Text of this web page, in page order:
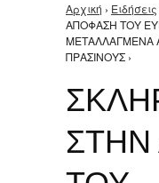
Είστε εδώ
Αρχική › Ειδήσεις
ΑΠΟΦΑΣΗ ΤΟΥ
ΜΕΤΑΛΛΑΓΜΕΝΑ
ΠΡΑΣΙΝΟΥΣ ›